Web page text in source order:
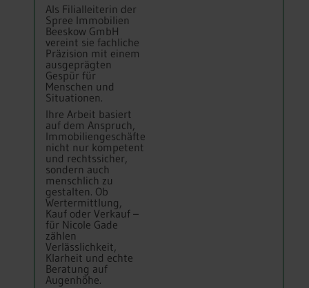
Als Filialleiterin der
Spree Immobilien
Beeskow GmbH
vereint sie fachliche
Präzision mit einem
ausgeprägten
Gespür für
Menschen und
Situationen.
Ihre Arbeit basiert
auf dem Anspruch,
Immobiliengeschäfte
nicht nur kompetent
und rechtssicher,
sondern auch
menschlich zu
gestalten. Ob
Wertermittlung,
Kauf oder Verkauf –
für Nicole Gade
zählen
Verlässlichkeit,
Klarheit und echte
Beratung auf
Augenhöhe.